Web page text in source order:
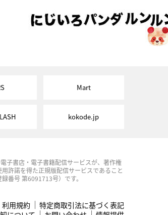
Mart
kokode.jp
子書店・電子書籍配信サービスが、著作権
許諾を得た正規版配信サービスであること
番号 第6091713号）です。
利用規約
特定商取引法に基づく表記